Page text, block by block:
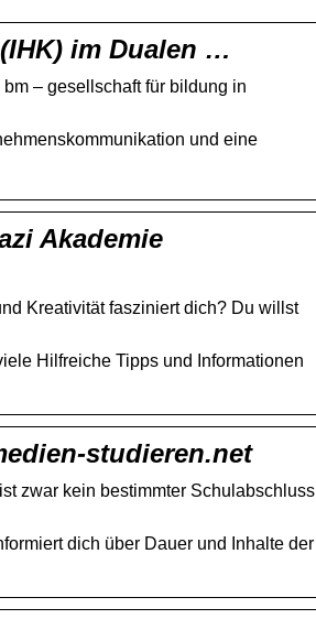
im Dualen …
– gesellschaft für bildung in
und eine
Akademie
Kreativität fasziniert dich? Du willst
Hilfreiche Tipps und Informationen
studieren.net
zwar kein bestimmter Schulabschluss
dich über Dauer und Inhalte der